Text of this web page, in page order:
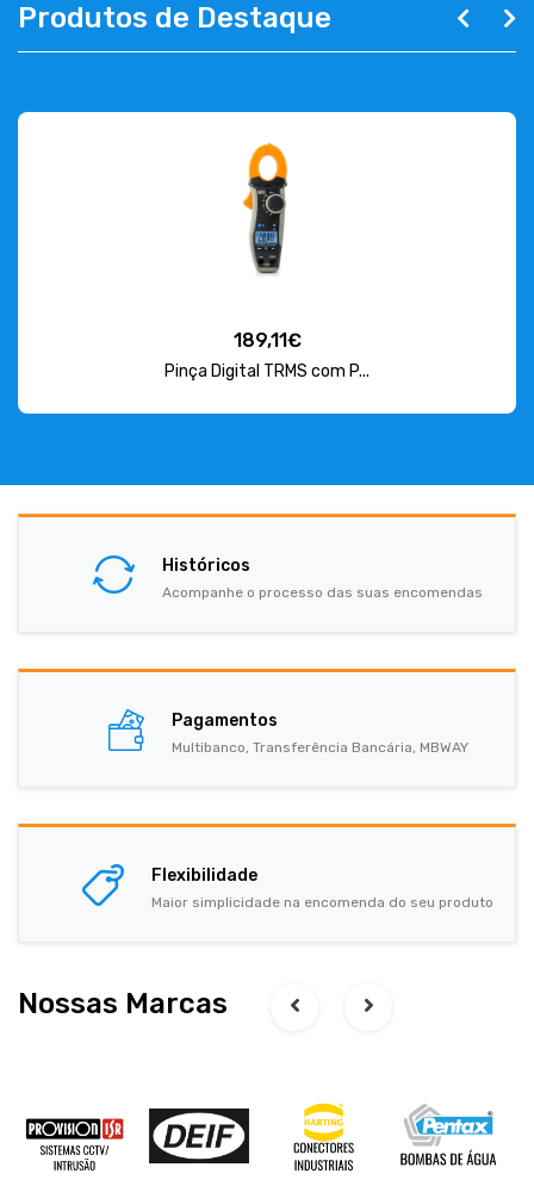
Produtos de Destaque
189,11€
Pinça Digital TRMS com P...
Históricos
Acompanhe o processo das suas encomendas
Pagamentos
Multibanco, Transferência Bancária, MBWAY
Flexibilidade
Maior simplicidade na encomenda do seu produto
Nossas Marcas